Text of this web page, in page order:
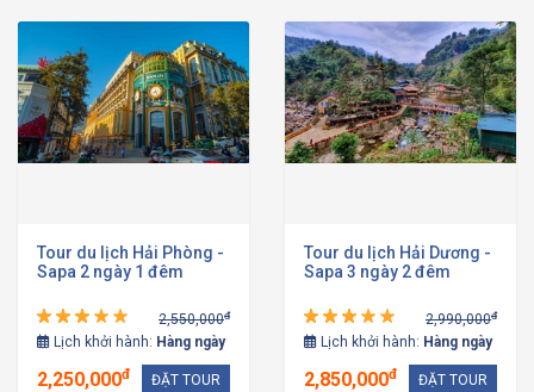
Tour du lịch Hải Phòng -
Sapa 2 ngày 1 đêm
2,550,000đ
Lịch khởi hành: Hàng ngày
2,250,000đ ĐẶT TOUR
Tour du lịch Hải Dương -
Sapa 3 ngày 2 đêm
2,990,000đ
Lịch khởi hành: Hàng ngày
2,850,000đ ĐẶT TOUR